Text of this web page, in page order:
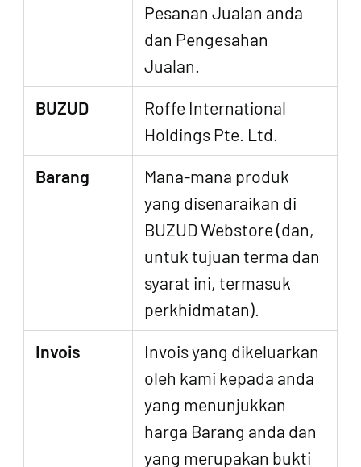
Pesanan Jualan anda
dan Pengesahan
Jualan.
BUZUD
Roffe International
Holdings Pte. Ltd.
Barang
Mana-mana produk
yang disenaraikan di
BUZUD Webstore (dan,
untuk tujuan terma dan
syarat ini, termasuk
perkhidmatan).
Invois
Invois yang dikeluarkan
oleh kami kepada anda
yang menunjukkan
harga Barang anda dan
yang merupakan bukti